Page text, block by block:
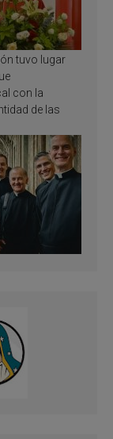
tuvo lugar
con la
de las